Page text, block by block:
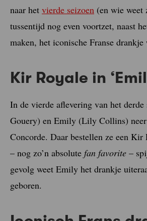
naar het vierde seizoen (en wie weet
tussentijd nog even voortzet, naast
maken, het iconische Franse
Kir Royale in
In de vierde aflevering van het derde
Gouery) en Emily (Lily Collins) neer
Concorde. Daar bestellen ze een
– nog zo’n absolute fan favorite –
gevolg weet Emily het drankje
geboren.